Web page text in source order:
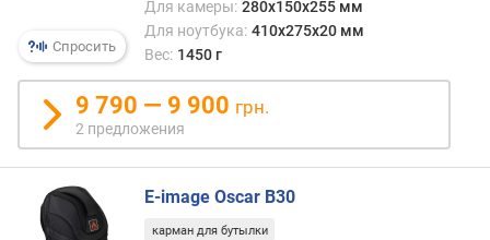
Спросить
Для камеры: 280x150x255 мм
Для ноутбука: 410x275x20 мм
Вес: 1450 г
9 790 — 9 900 грн.
2 предложения
E-image Oscar B30
карман для бутылки